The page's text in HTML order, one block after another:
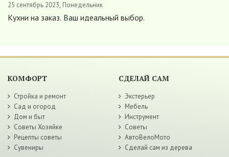
25 сентябрь 2023, Понедельник
Кухни на заказ. Ваш идеальный выбор.
КОМФОРТ
Стройка и ремонт
Сад и огород
Дом и быт
Советы Хозяйке
Рецепты советы
Сувениры
СДЕЛАЙ САМ
Экстерьер
Мебель
Инструмент
Советы
АвтоВелоМото
Сделай сам из дерева